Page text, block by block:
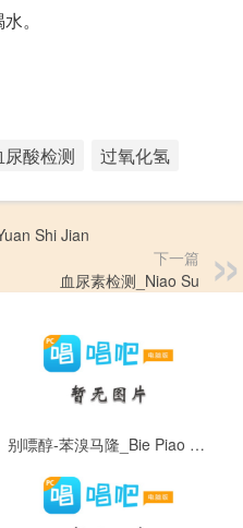
。
尿酸检测 过氧化氢
Shi Jian
下一篇
血尿素检测_Niao Su
别嘌醇-苯溴马隆_Bie Piao Chun - Ben Xiu Ma Long